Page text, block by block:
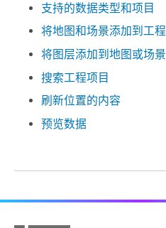
支持的数据类型和项目
将地图和场景添加到工程
将图层添加到地图或场景
搜索工程项目
刷新位置的内容
预览数据